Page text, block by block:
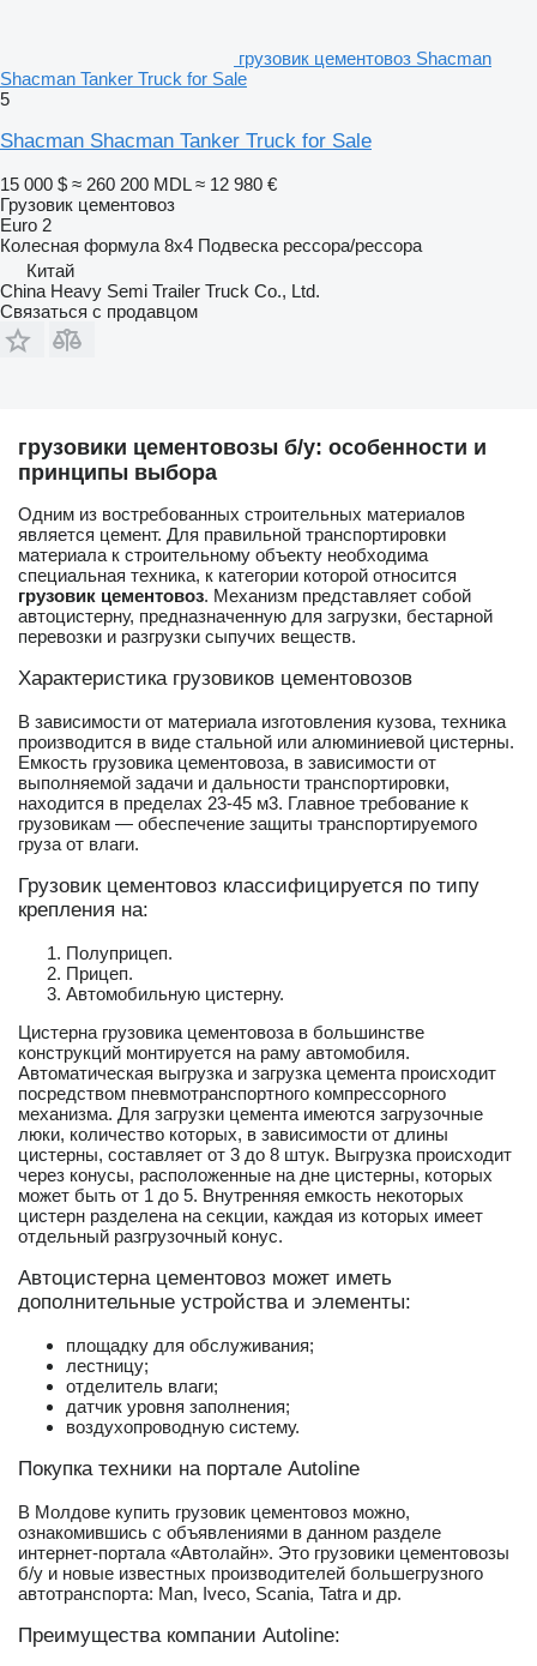
грузовик цементовоз Shacman
Shacman Tanker Truck for Sale
5
Shacman Shacman Tanker Truck for Sale
15 000 $ ≈ 260 200 MDL ≈ 12 980 €
Грузовик цементовоз
Euro 2
Колесная формула 8x4 Подвеска рессора/рессора
Китай
China Heavy Semi Trailer Truck Co., Ltd.
Связаться с продавцом
грузовики цементовозы б/у: особенности и
принципы выбора
Одним из востребованных строительных материалов
является цемент. Для правильной транспортировки
материала к строительному объекту необходима
специальная техника, к категории которой относится
грузовик цементовоз. Механизм представляет собой
автоцистерну, предназначенную для загрузки, бестарной
перевозки и разгрузки сыпучих веществ.
Характеристика грузовиков цементовозов
В зависимости от материала изготовления кузова, техника
производится в виде стальной или алюминиевой цистерны.
Емкость грузовика цементовоза, в зависимости от
выполняемой задачи и дальности транспортировки,
находится в пределах 23-45 м3. Главное требование к
грузовикам — обеспечение защиты транспортируемого
груза от влаги.
Грузовик цементовоз классифицируется по типу
крепления на:
Полуприцеп.
Прицеп.
Автомобильную цистерну.
Цистерна грузовика цементовоза в большинстве
конструкций монтируется на раму автомобиля.
Автоматическая выгрузка и загрузка цемента происходит
посредством пневмотранспортного компрессорного
механизма. Для загрузки цемента имеются загрузочные
люки, количество которых, в зависимости от длины
цистерны, составляет от 3 до 8 штук. Выгрузка происходит
через конусы, расположенные на дне цистерны, которых
может быть от 1 до 5. Внутренняя емкость некоторых
цистерн разделена на секции, каждая из которых имеет
отдельный разгрузочный конус.
Автоцистерна цементовоз может иметь
дополнительные устройства и элементы:
площадку для обслуживания;
лестницу;
отделитель влаги;
датчик уровня заполнения;
воздухопроводную систему.
Покупка техники на портале Autoline
В Молдове купить грузовик цементовоз можно,
ознакомившись с объявлениями в данном разделе
интернет-портала «Автолайн». Это грузовики цементовозы
б/у и новые известных производителей большегрузного
автотранспорта: Man, Iveco, Scania, Tatra и др.
Преимущества компании Autoline: